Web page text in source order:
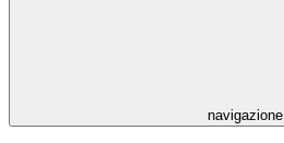
navigazione